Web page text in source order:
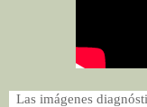
Las imágenes